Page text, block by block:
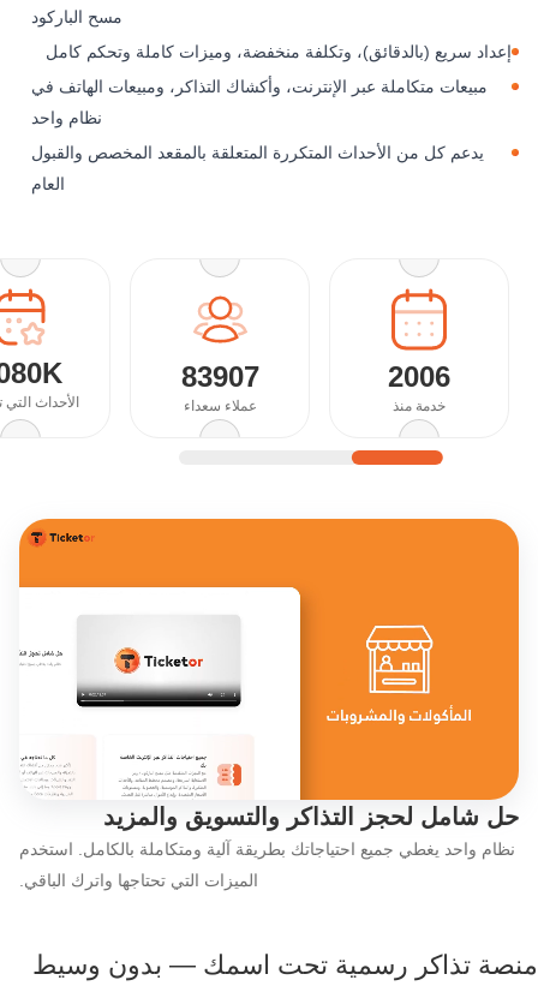
مسح الباركود
إعداد سريع (بالدقائق)، وتكلفة منخفضة، وميزات كاملة وتحكم كامل
مبيعات متكاملة عبر الإنترنت، وأكشاك التذاكر، ومبيعات الهاتف في
نظام واحد
يدعم كل من الأحداث المتكررة المتعلقة بالمقعد المخصص والقبول
العام
2006
خدمة منذ
83907
عملاء سعداء الأحداث
حل شامل لحجز التذاكر والتسويق والمزيد
نظام واحد يغطي جميع احتياجاتك بطريقة آلية ومتكاملة بالكامل. استخدم
الميزات التي تحتاجها واترك الباقي.
منصة تذاكر رسمية تحت اسمك — بدون وسيط